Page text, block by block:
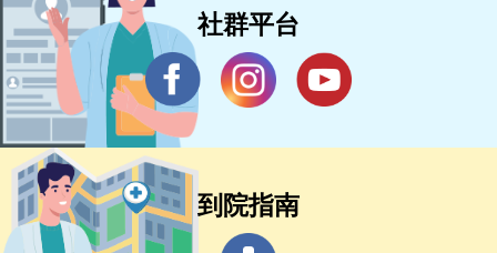
社群平台
到院指南